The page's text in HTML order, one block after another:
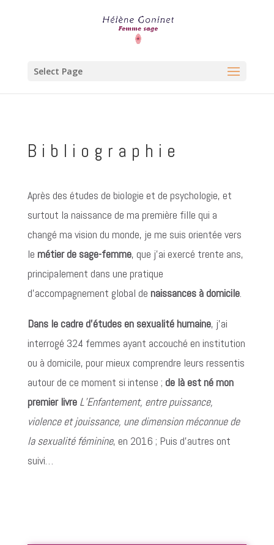
Select Page
Bibliographie
Après des études de biologie et de psychologie, et
surtout la naissance de ma première fille qui a
changé ma vision du monde, je me suis orientée vers
le métier de sage-femme, que j’ai exercé trente ans,
principalement dans une pratique
d’accompagnement global de naissances à domicile.
Dans le cadre d’études en sexualité humaine, j’ai
interrogé 324 femmes ayant accouché en institution
ou à domicile, pour mieux comprendre leurs ressentis
autour de ce moment si intense ; de là est né mon
premier livre L’Enfantement, entre puissance,
violence et jouissance, une dimension méconnue de
la sexualité féminine, en 2016 ; Puis d’autres ont
suivi…